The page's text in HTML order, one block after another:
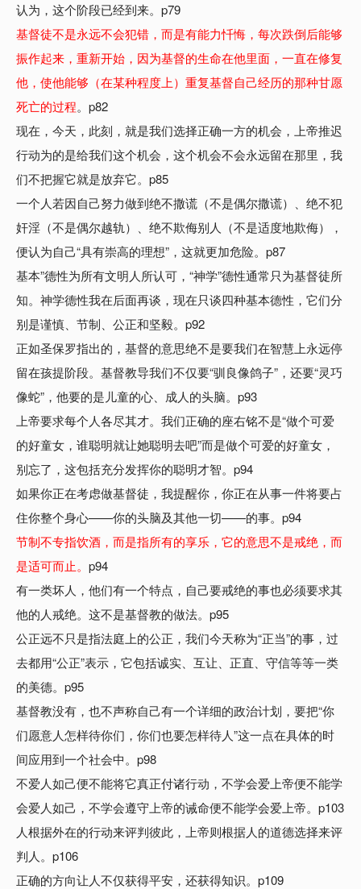
认为，这个阶段已经到来。p79
基督徒不是永远不会犯错，而是有能力忏悔，每次跌倒后能够
振作起来，重新开始，因为基督的生命在他里面，一直在修复
他，使他能够（在某种程度上）重复基督自己经历的那种甘愿
死亡的过程。p82
现在，今天，此刻，就是我们选择正确一方的机会，上帝推迟
行动为的是给我们这个机会，这个机会不会永远留在那里，我
们不把握它就是放弃它。p85
一个人若因自己努力做到绝不撒谎（不是偶尔撒谎）、绝不犯
奸淫（不是偶尔越轨）、绝不欺侮别人（不是适度地欺侮），
便认为自己“具有崇高的理想”，这就更加危险。p87
基本”德性为所有文明人所认可，“神学”德性通常只为基督徒所
知。神学德性我在后面再谈，现在只谈四种基本德性，它们分
别是谨慎、节制、公正和坚毅。p92
正如圣保罗指出的，基督的意思绝不是要我们在智慧上永远停
留在孩提阶段。基督教导我们不仅要“驯良像鸽子”，还要“灵巧
像蛇”，他要的是儿童的心、成人的头脑。p93
上帝要求每个人各尽其才。我们正确的座右铭不是“做个可爱
的好童女，谁聪明就让她聪明去吧”而是做个可爱的好童女，
别忘了，这包括充分发挥你的聪明才智。p94
如果你正在考虑做基督徒，我提醒你，你正在从事一件将要占
住你整个身心——你的头脑及其他一切——的事。p94
节制不专指饮酒，而是指所有的享乐，它的意思不是戒绝，而
是适可而止。 p94
有一类坏人，他们有一个特点，自己要戒绝的事也必须要求其
他的人戒绝。这不是基督教的做法。p95
公正远不只是指法庭上的公正，我们今天称为“正当”的事，过
去都用“公正”表示，它包括诚实、互让、正直、守信等等一类
的美德。p95
基督教没有，也不声称自己有一个详细的政治计划，要把“你
们愿意人怎样待你们，你们也要怎样待人”这一点在具体的时
间应用到一个社会中。p98
不爱人如己便不能将它真正付诸行动，不学会爱上帝便不能学
会爱人如己，不学会遵守上帝的诫命便不能学会爱上帝。p103
人根据外在的行动来评判彼此，上帝则根据人的道德选择来评
判人。p106
正确的方向让人不仅获得平安，还获得知识。p109